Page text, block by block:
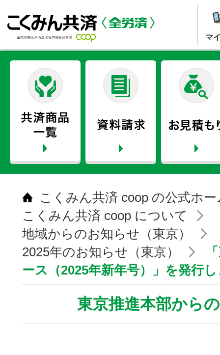
マ
こくみん共済 coop の公式ホ
こくみん共済 coop について
地域からのお知らせ（東京）
2025年のお知らせ（東京）
ース（2025年新年号）」を発行
東京推進本部から